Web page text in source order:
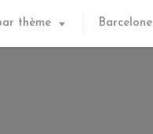
thème Barcelone